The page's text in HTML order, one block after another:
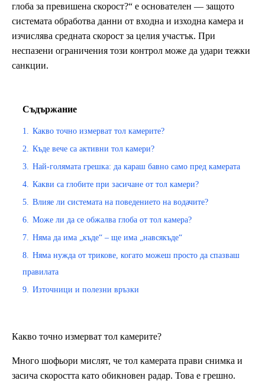
глоба за превишена скорост?“ е основателен — защото
системата обработва данни от входна и изходна камера и
изчислява средната скорост за целия участък. При
неспазени ограничения този контрол може да удари тежки
санкции.
Съдържание
1.
Какво точно измерват тол камерите?
2.
Къде вече са активни тол камери?
3.
Най-голямата грешка: да караш бавно само пред камерата
4.
Какви са глобите при засичане от тол камери?
5.
Влияе ли системата на поведението на водачите?
6.
Може ли да се обжалва глоба от тол камера?
7.
Няма да има „къде“ – ще има „навсякъде“
8.
Няма нужда от трикове, когато можеш просто да спазваш
правилата
9.
Източници и полезни връзки
Какво точно измерват тол камерите?
Много шофьори мислят, че тол камерата прави снимка и
засича скоростта като обикновен радар. Това е грешно.